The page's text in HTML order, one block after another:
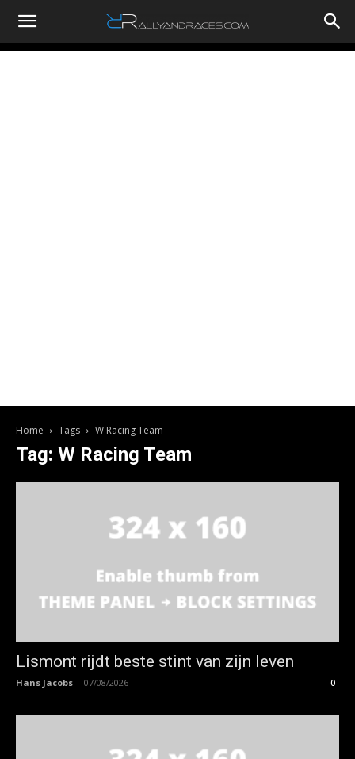
RallyandRaces.com
Home Tags W Racing Team
Tag: W Racing Team
Lismont rijdt beste stint van zijn leven
Hans Jacobs - 07/08/2026 0